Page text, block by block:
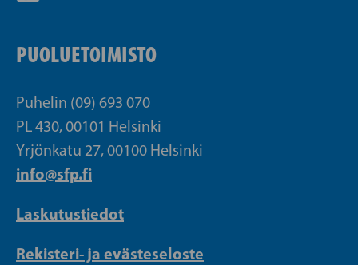
PUOLUETOIMISTO
Puhelin (09) 693 070
PL 430, 00101 Helsinki
Yrjönkatu 27, 00100 Helsinki
info@sfp.fi
Laskutustiedot
Rekisteri- ja evästeseloste